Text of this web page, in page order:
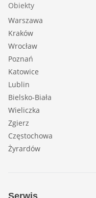
Obiekty
Warszawa
Kraków
Wrocław
Poznań
Katowice
Lublin
Bielsko-Biała
Wieliczka
Zgierz
Częstochowa
Żyrardów
Serwis